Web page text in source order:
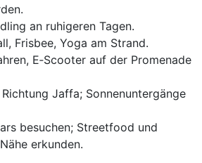
an ruhigeren Tagen.
Frisbee, Yoga am Strand.
E‑Scooter auf der Promenade
Jaffa; Sonnenuntergänge
besuchen; Streetfood und
erkunden.